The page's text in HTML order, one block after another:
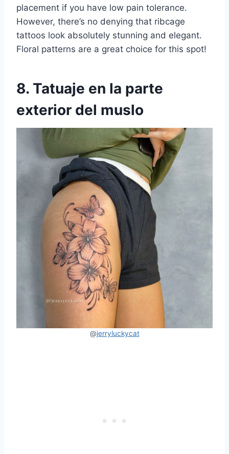
placement if you have low pain tolerance.
However, there’s no denying that ribcage
tattoos look absolutely stunning and elegant.
Floral patterns are a great choice for this spot!
8. Tatuaje en la parte
exterior del muslo
@jerryluckycat